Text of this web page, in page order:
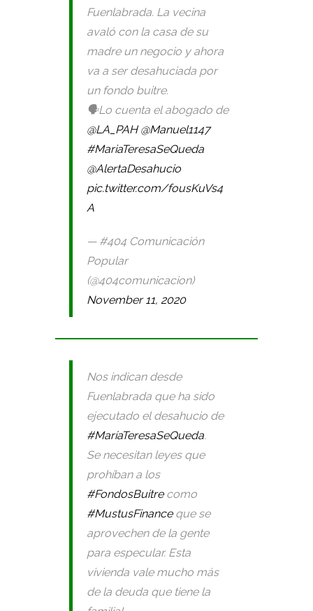
Fuenlabrada. La vecina
avaló con la casa de su
madre un negocio y ahora
va a ser desahuciada por
un fondo buitre.
🗣Lo cuenta el abogado de
@LA_PAH @Manuel1147
#MariaTeresaSeQueda
@AlertaDesahucio
pic.twitter.com/fousKuVs4
A
— #404 Comunicación
Popular
(@404comunicacion)
November 11, 2020
Nos indican desde
Fuenlabrada que ha sido
ejecutado el desahucio de
#MaríaTeresaSeQueda.
Se necesitan leyes que
prohíban a los
#FondosBuitrecomo
#MustusFinanceque se
aprovechen de la gente
para especular. Esta
vivienda vale mucho más
de la deuda que tiene la